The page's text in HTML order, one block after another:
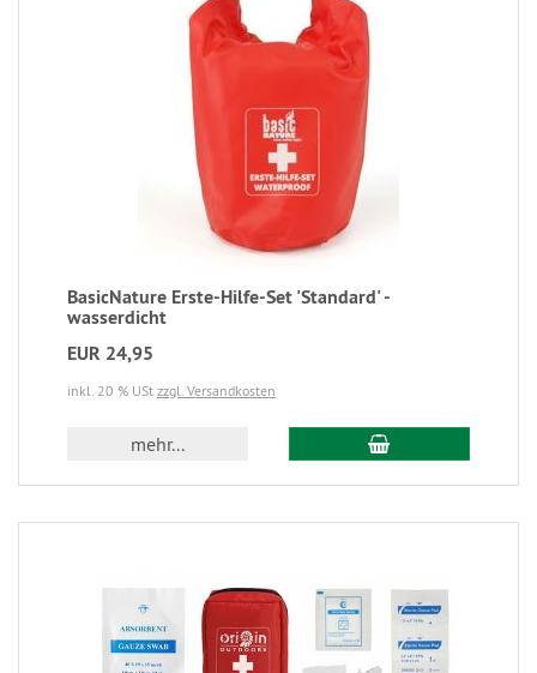
BasicNature Erste-Hilfe-Set 'Standard' -
wasserdicht
EUR 24,95
inkl. 20 % USt zzgl. Versandkosten
mehr...